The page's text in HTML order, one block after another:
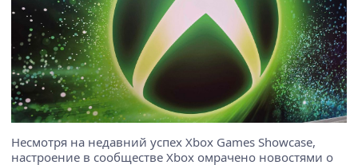
Несмотря на недавний успех Xbox Games Showcase,
настроение в сообществе Xbox омрачено новостями о